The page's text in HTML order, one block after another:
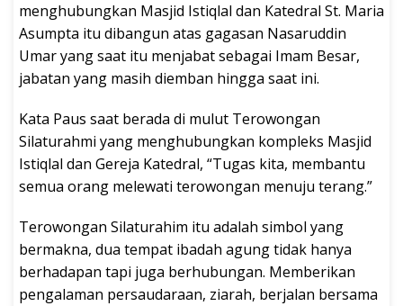
menghubungkan Masjid Istiqlal dan Katedral St. Maria
Asumpta itu dibangun atas gagasan Nasaruddin
Umar yang saat itu menjabat sebagai Imam Besar,
jabatan yang masih diemban hingga saat ini.
Kata Paus saat berada di mulut Terowongan
Silaturahmi yang menghubungkan kompleks Masjid
Istiqlal dan Gereja Katedral, “Tugas kita, membantu
semua orang melewati terowongan menuju terang.”
Terowongan Silaturahim itu adalah simbol yang
bermakna, dua tempat ibadah agung tidak hanya
berhadapan tapi juga berhubungan. Memberikan
pengalaman persaudaraan, ziarah, berjalan bersama